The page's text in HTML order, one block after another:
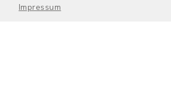
Impressum
Sitemap